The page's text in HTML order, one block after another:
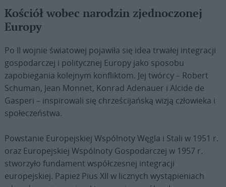
Kościół wobec narodzin zjednoczonej
Europy
Po II wojnie światowej pojawiła się idea trwałej integracji
gospodarczej i politycznej Europy jako sposobu
zapobiegania kolejnym konfliktom. Jej twórcy – Robert
Schuman, Jean Monnet, Konrad Adenauer i Alcide de
Gasperi – inspirowali się chrześcijańską wizją człowieka i
społeczeństwa.
Powstanie Europejskiej Wspólnoty Węgla i Stali w 1951 r.
oraz Europejskiej Wspólnoty Gospodarczej w 1957 r.
stworzyło fundament współczesnej integracji
europejskiej. Papież Pius XII w licznych wystąpieniach